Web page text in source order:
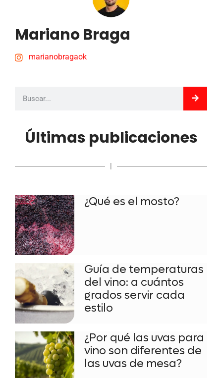
Mariano Braga
marianobragaok
Últimas publicaciones
|
¿Qué es el mosto?
Guía de temperaturas
del vino: a cuántos
grados servir cada
estilo
¿Por qué las uvas para
vino son diferentes de
las uvas de mesa?